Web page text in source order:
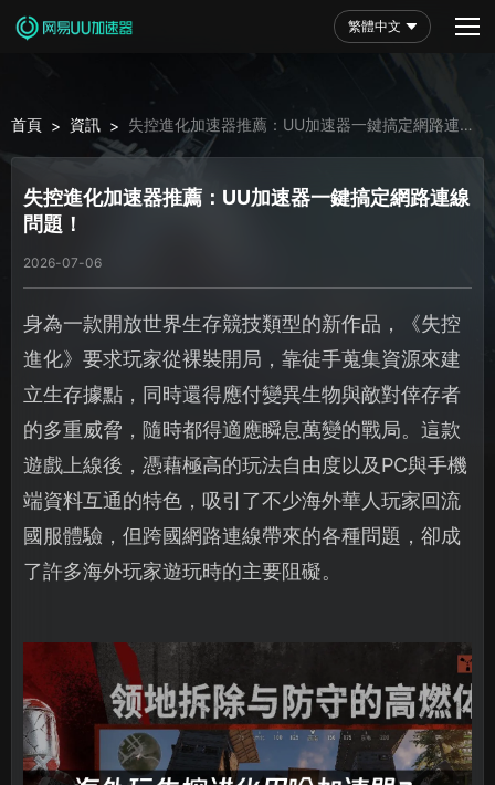
繁體中文
首頁 > 資訊 > 失控進化加速器推薦：UU加速器一鍵搞定網路連線
問題！
失控進化加速器推薦：UU加速器一鍵搞定網路連線
問題！
2026-07-06
身為一款開放世界生存競技類型的新作品，《失控
進化》要求玩家從裸裝開局，靠徒手蒐集資源來建
立生存據點，同時還得應付變異生物與敵對倖存者
的多重威脅，隨時都得適應瞬息萬變的戰局。這款
遊戲上線後，憑藉極高的玩法自由度以及PC與手機
端資料互通的特色，吸引了不少海外華人玩家回流
國服體驗，但跨國網路連線帶來的各種問題，卻成
了許多海外玩家遊玩時的主要阻礙。